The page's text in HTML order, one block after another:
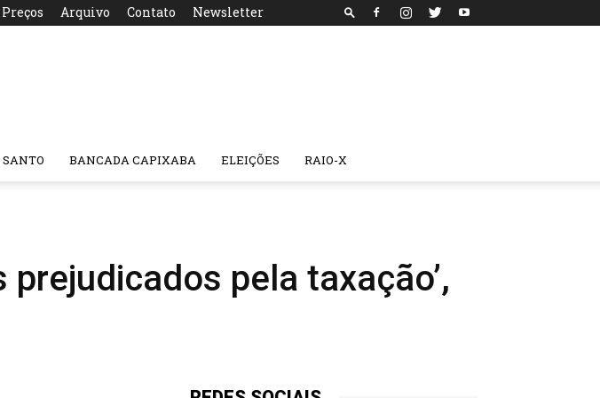
Arquivo Contato Newsletter
BANCADA CAPIXABA ELEIÇÕES RAIO-X
prejudicados pela taxação’,